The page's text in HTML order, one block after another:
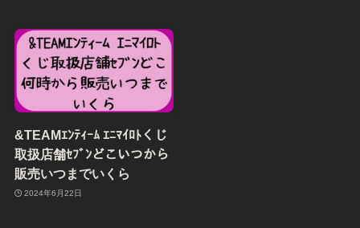
&TEAMｴﾝﾃｨｰﾑ ｴﾆﾏｲﾛﾄくじ
取扱店舗ｾﾌﾞﾝどこいつから
販売いつまでいくら
2024年6月22日